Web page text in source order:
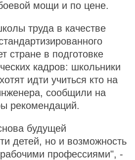
мощи и по цене.
труда в качестве
стране в подготовке
кадров: школьники
идти учиться кто на
сообщили на
рекомендаций.
будущей
детей, но и возможность
профессиями", -